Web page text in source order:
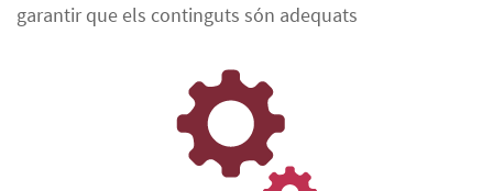
garantir que els continguts són adequats